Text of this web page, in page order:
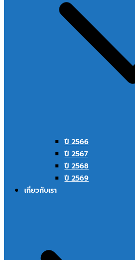
ปี 2566
ปี 2567
ปี 2568
ปี 2569
เกี่ยวกับเรา